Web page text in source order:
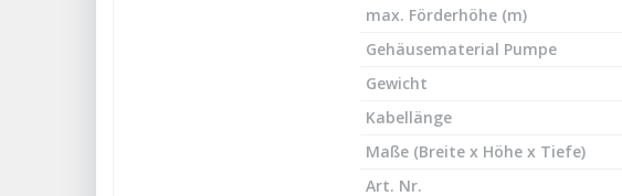
max. Förderhöhe (m)
Gehäusematerial Pumpe
Gewicht
Kabellänge
Maße (Breite x Höhe x Tiefe)
Art. Nr.